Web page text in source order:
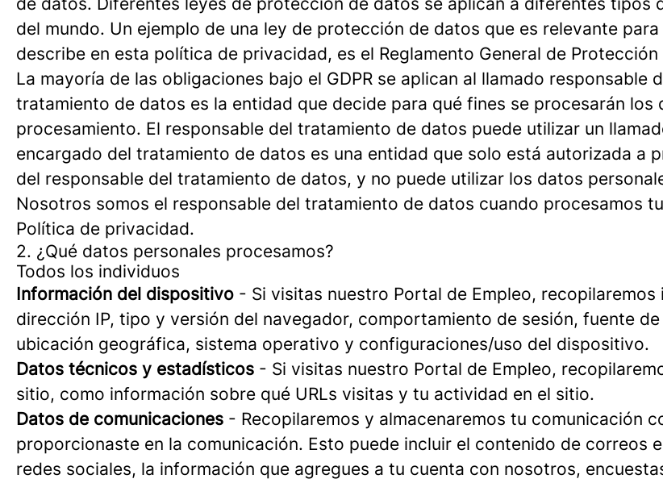
del mundo. Un ejemplo de una ley de protección de datos que es relevante
describe en esta política de privacidad, es el Reglamento General de
La mayoría de las obligaciones bajo el GDPR se aplican al llamado
tratamiento de datos es la entidad que decide para qué fines se procesarán
procesamiento. El responsable del tratamiento de datos puede utilizar un
encargado del tratamiento de datos es una entidad que solo está autorizada a
del responsable del tratamiento de datos, y no puede utilizar los datos
Nosotros somos el responsable del tratamiento de datos cuando procesamos
Política de privacidad.
2. ¿Qué datos personales procesamos?
Todos los individuos
Información del dispositivo - Si visitas nuestro Portal de Empleo,
dirección IP, tipo y versión del navegador, comportamiento de sesión, fuente
ubicación geográfica, sistema operativo y configuraciones/uso del dispositivo.
Datos técnicos y estadísticos - Si visitas nuestro Portal de Empleo,
sitio, como información sobre qué URLs visitas y tu actividad en el sitio.
Datos de comunicaciones - Recopilaremos y almacenaremos tu comunicación
proporcionaste en la comunicación. Esto puede incluir el contenido de correos
redes sociales, la información que agregues a tu cuenta con nosotros,